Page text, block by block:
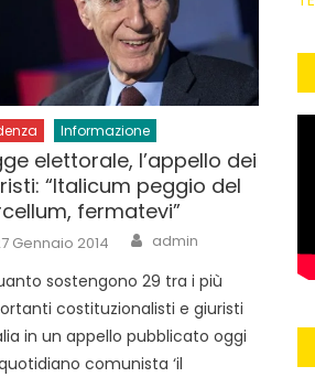
Informazione
elettorale, l’appello dei
“Italicum peggio del
fermatevi”
Gennaio 2014 Author
admin
sostengono 29 tra i più
costituzionalisti e giuristi
in un appello pubblicato oggi
comunista ‘il